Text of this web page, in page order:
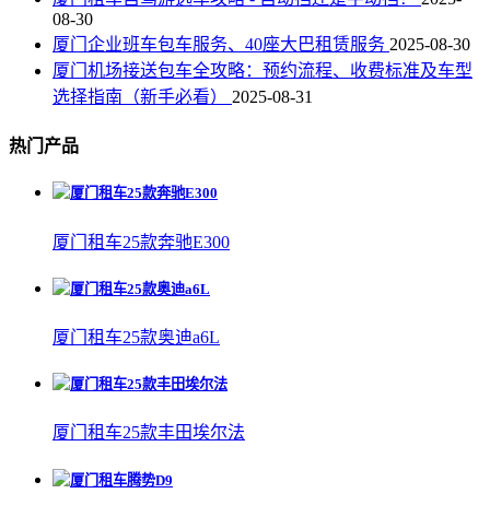
08-30
厦门企业班车包车服务、40座大巴租赁服务 2025-08-30
厦门机场接送包车全攻略：预约流程、收费标准及车型
选择指南（新手必看） 2025-08-31
热门产品
厦门租车25款奔驰E300
厦门租车25款奥迪a6L
厦门租车25款丰田埃尔法